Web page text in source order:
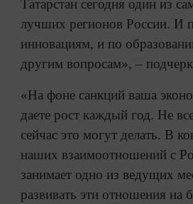
Татарстан сегодня один из
лучших регионов России. И
инновациям, и по
другим вопросам», –
«На фоне санкций ваша
даете рост каждый год. Не
сейчас это могут делать. В
наших взаимоотношений с
занимает одно из ведущих
развивать эти отношения на